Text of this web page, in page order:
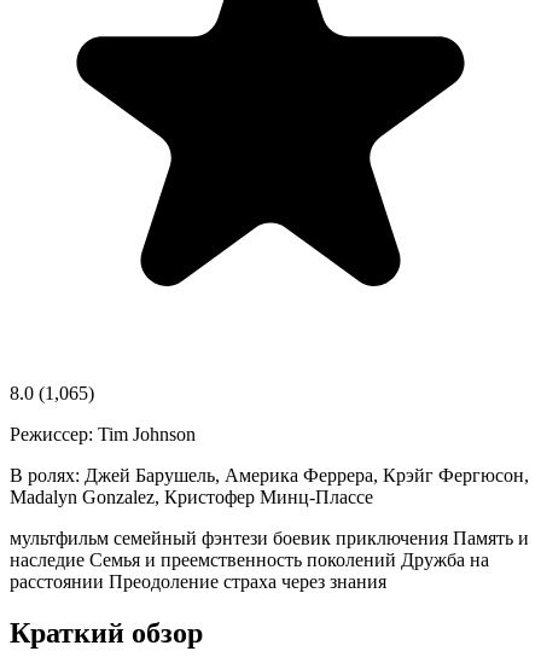
8.0 (1,065)
Режиссер: Tim Johnson
В ролях: Джей Барушель, Америка Феррера, Крэйг Фергюсон,
Madalyn Gonzalez, Кристофер Минц-Плассе
мультфильм семейный фэнтези боевик приключения Память и
наследие Семья и преемственность поколений Дружба на
расстоянии Преодоление страха через знания
Краткий обзор